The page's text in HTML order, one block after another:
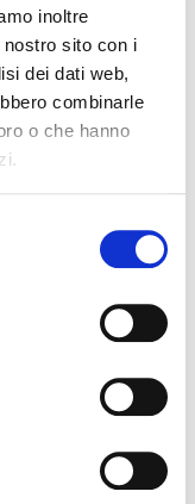
inoltre
sito con i
dei dati web,
combinarle
o che hanno